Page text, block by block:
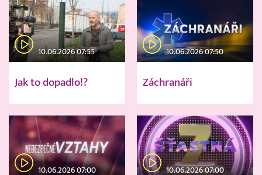
10.06.2026 07:55
Jak to dopadlo!?
10.06.2026 07:50
Záchranáři
10.06.2026 07:00 10.06.2026 07:00